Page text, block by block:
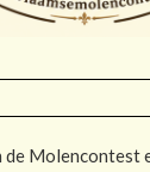
de Molencontest